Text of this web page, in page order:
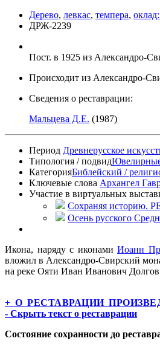
Дерево, левкас, темпера, оклад:
ДРЖ-2239
Пост. в 1925 из Александро-
Происходит из Александро-
Сведения о реставрации:
Мальцева Д.Е. (1987)
Период Древнерусское
Типология / подвид
КатегорияБиблейский /
Ключевые слова Архангел
Участие в виртуальных
Сохраняя
Осень русского
Икона, наряду с иконами Иоанн
вложил в Александро-Свирский
на реке Ояти Иван Иванович
+ О РЕСТАВРАЦИИ
- Скрыть текст о реставрации
Состояние сохранности до